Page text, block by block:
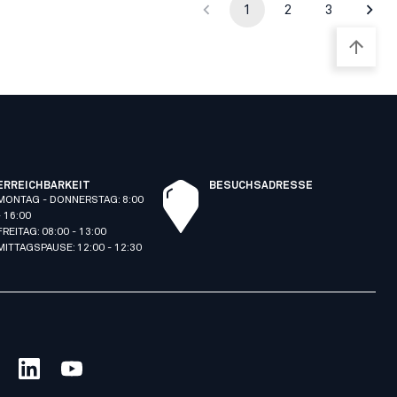
1 2 3
- DONNERSTAG: 8:00
16:00
08:00 - 13:00
12:00 - 12:30
BESUCHSADRESSE